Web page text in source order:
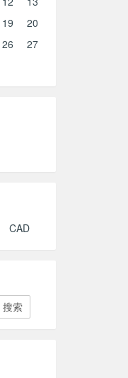
19
20
26
27
CAD